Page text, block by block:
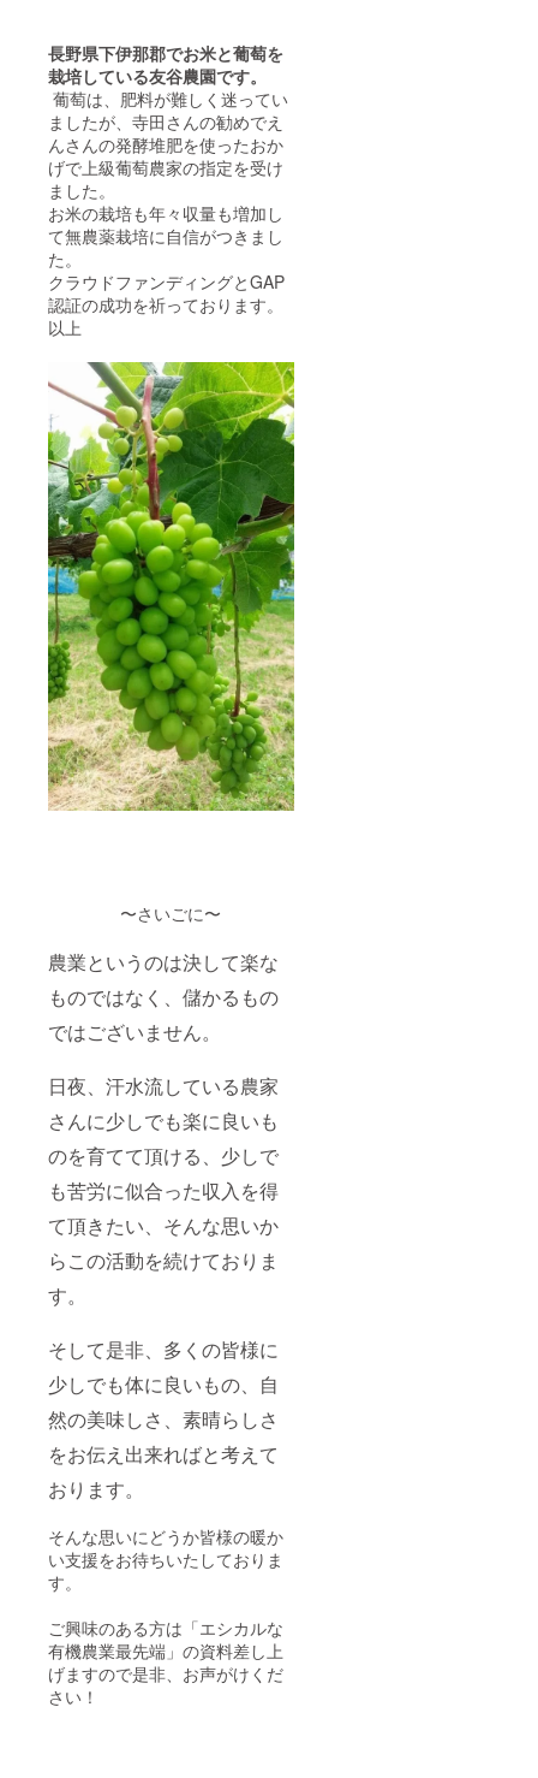
長野県下伊那郡でお米と葡萄を
栽培している友谷農園です。
葡萄は、肥料が難しく迷ってい
ましたが、寺田さんの勧めでえ
んさんの発酵堆肥を使ったおか
げで上級葡萄農家の指定を受け
ました。
お米の栽培も年々収量も増加し
て無農薬栽培に自信がつきまし
た。
クラウドファンディングとGAP
認証の成功を祈っております。
以上
〜さいごに〜
農業というのは決して楽な
ものではなく、儲かるもの
ではございません。
日夜、汗水流している農家
さんに少しでも楽に良いも
のを育てて頂ける、少しで
も苦労に似合った収入を得
て頂きたい、そんな思いか
らこの活動を続けておりま
す。
そして是非、多くの皆様に
少しでも体に良いもの、自
然の美味しさ、素晴らしさ
をお伝え出来ればと考えて
おります。
そんな思いにどうか皆様の暖か
い支援をお待ちいたしておりま
す。
ご興味のある方は「エシカルな
有機農業最先端」の資料差し上
げますので是非、お声がけくだ
さい！